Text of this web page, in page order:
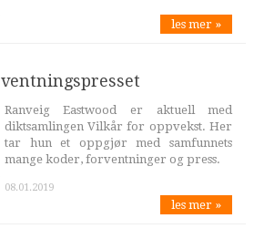
les mer »
Ranveig Eastwood er aktuell med
diktsamlingen Vilkår for oppvekst. Her
tar hun et oppgjør med samfunnets
mange koder, forventninger og press.
08.01.2019
les mer »